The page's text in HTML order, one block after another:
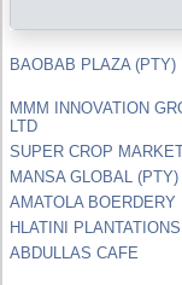
BAOBAB PLAZA (PTY)
MMM INNOVATION
LTD
SUPER CROP
MANSA GLOBAL (PTY)
AMATOLA BOERDERY
HLATINI
ABDULLAS CAFE